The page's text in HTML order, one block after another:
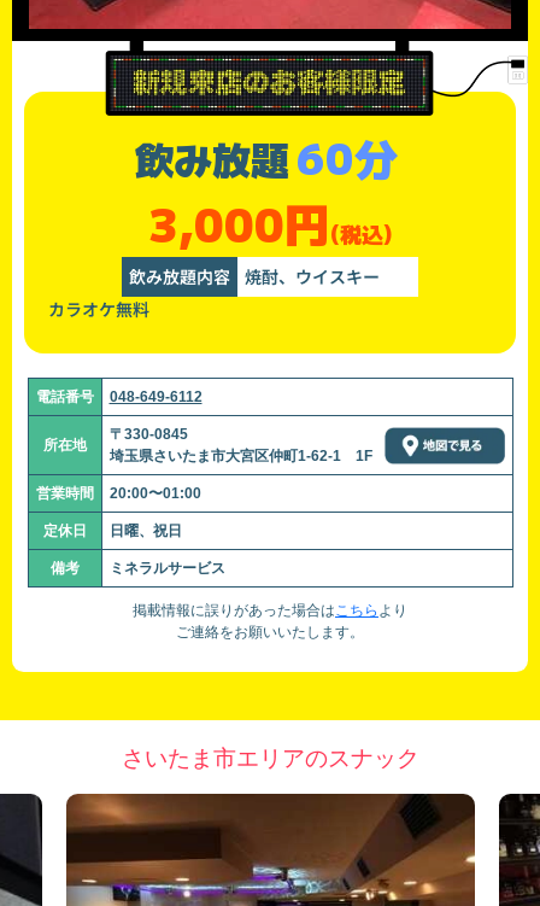
飲み放題60分
3,000円(税込)
飲み放題内容 焼酎、ウイスキー
カラオケ無料
電話番号 048-649-6112
所在地
〒330-0845
埼玉県さいたま市大宮区仲町1-62-1 1F
営業時間 20:00〜01:00
定休日 日曜、祝日
備考 ミネラルサービス
掲載情報に誤りがあった場合はこちら より
ご連絡をお願いいたします。
さいたま市エリアのスナック